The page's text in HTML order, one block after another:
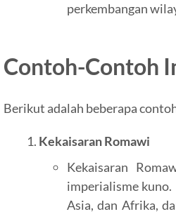
perkembangan
Contoh-Contoh
Berikut adalah beberapa
Kekaisaran Romawi
Kekaisaran
imperialisme kuno.
Asia, dan Afrika,